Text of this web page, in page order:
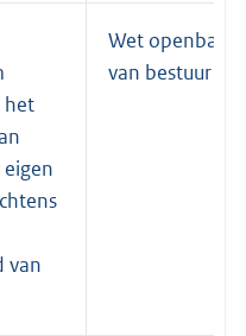
het
van
Wet
van bestuur